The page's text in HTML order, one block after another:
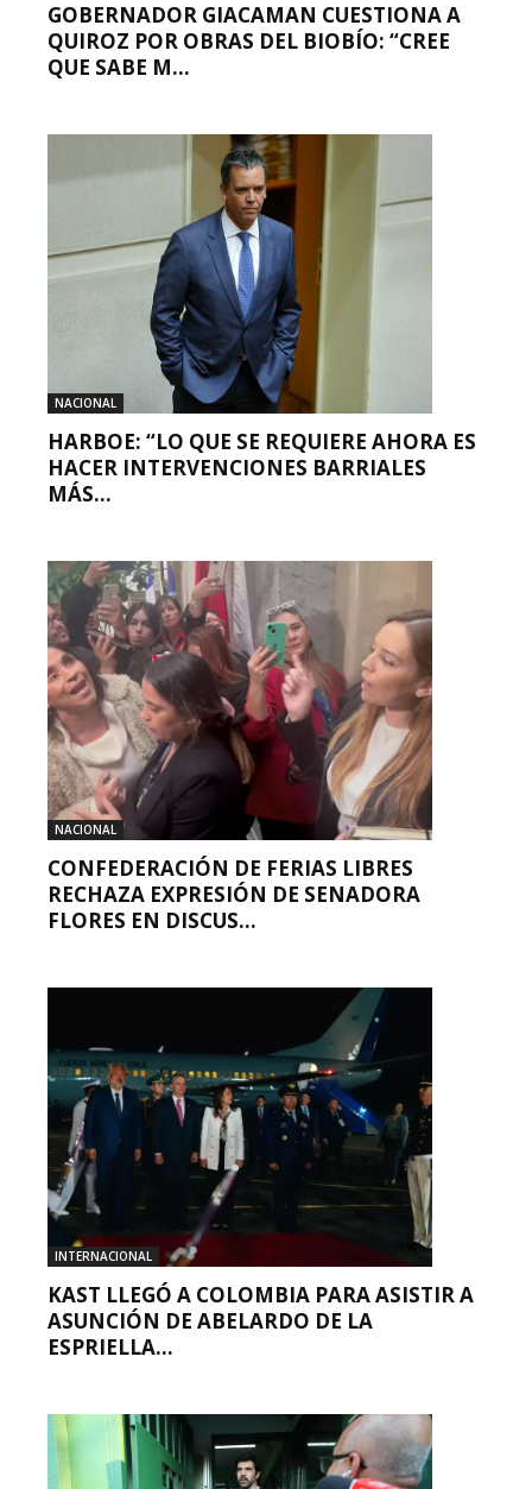
GOBERNADOR GIACAMAN CUESTIONA A
QUIROZ POR OBRAS DEL BIOBÍO: “CREE
QUE SABE M...
NACIONAL
HARBOE: “LO QUE SE REQUIERE AHORA ES
HACER INTERVENCIONES BARRIALES
MÁS...
NACIONAL
CONFEDERACIÓN DE FERIAS LIBRES
RECHAZA EXPRESIÓN DE SENADORA
FLORES EN DISCUS...
INTERNACIONAL
KAST LLEGÓ A COLOMBIA PARA ASISTIR A
ASUNCIÓN DE ABELARDO DE LA
ESPRIELLA...